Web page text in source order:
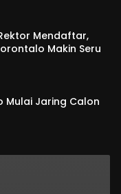
Mendaftar,
Makin Seru
Mulai Jaring Calon